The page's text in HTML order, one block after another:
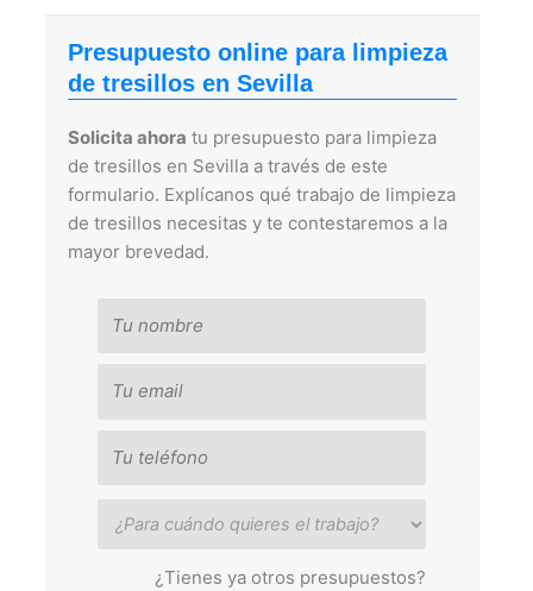
Presupuesto online para limpieza
de tresillos en Sevilla
Solicita ahora tu presupuesto para limpieza
de tresillos en Sevilla a través de este
formulario. Explícanos qué trabajo de limpieza
de tresillos necesitas y te contestaremos a la
mayor brevedad.
¿Tienes ya otros presupuestos?